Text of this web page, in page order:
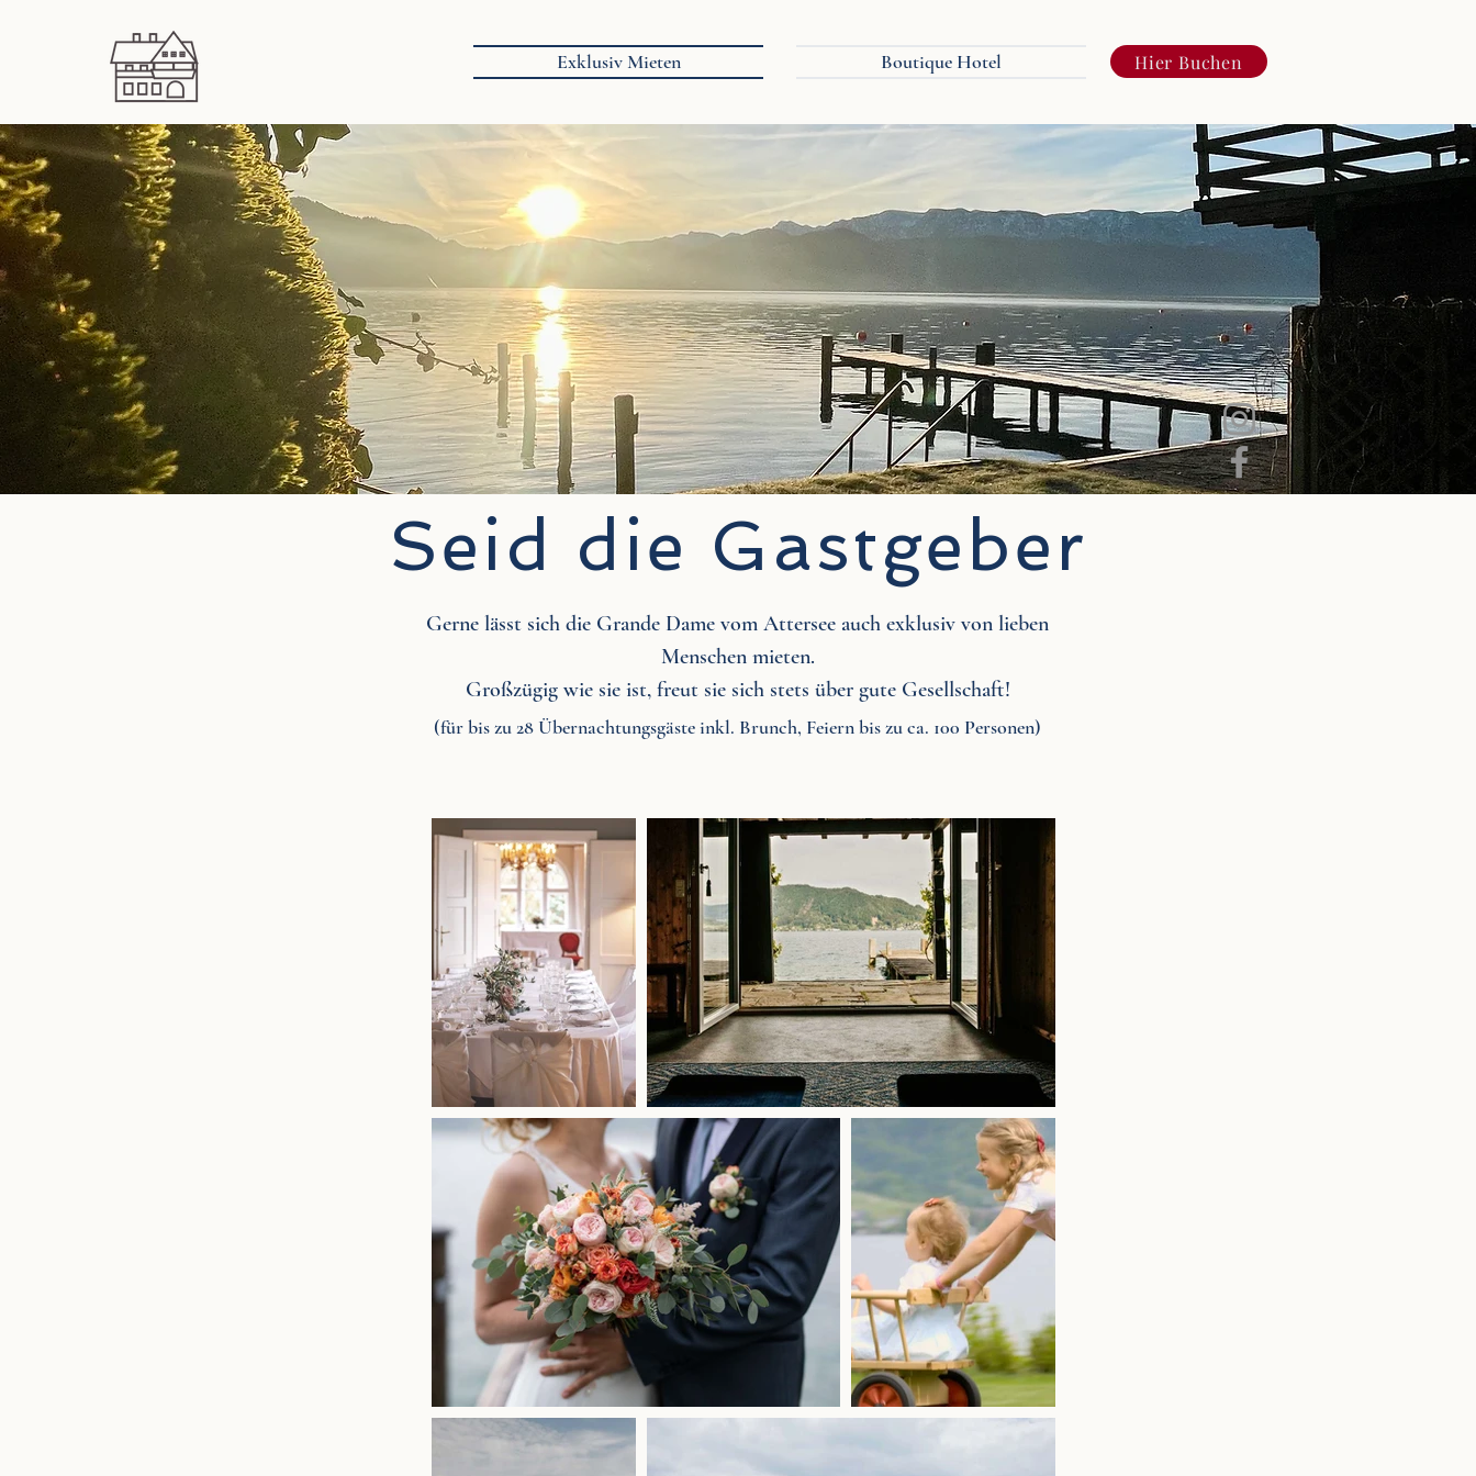
Exklusiv Mieten Boutique Hotel Hier Buchen
Seid die Gastgeber
Gerne lässt sich die Grande Dame vom Attersee auch exklusiv von lieben
Menschen mieten.
Großzügig wie sie ist, freut sie sich stets über gute Gesellschaft!
(für bis zu 28 Übernachtungsgäste inkl. Brunch, Feiern bis zu ca. 100 Personen)